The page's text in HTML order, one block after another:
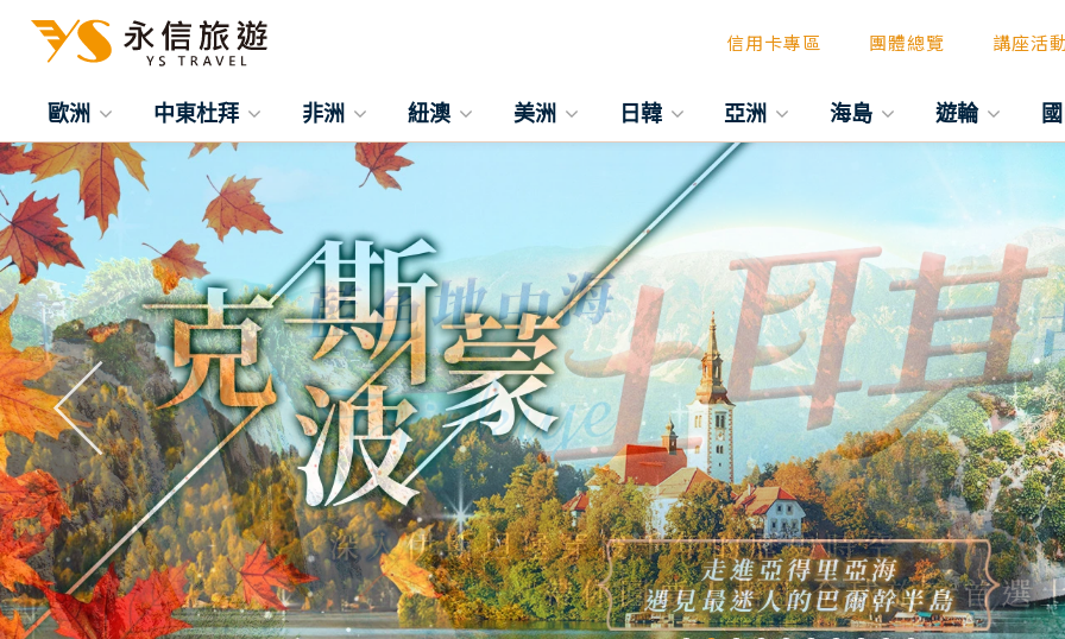
信用卡專區 團體總覽 講座活
歐洲 中東杜拜 非洲 紐澳 美洲 日韓 亞洲 海島 遊輪
往前